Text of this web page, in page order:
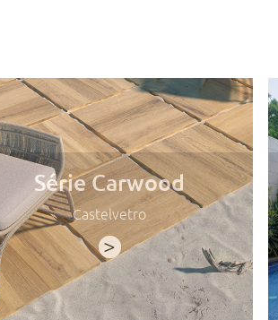
Série Carwood
Castelvetro
>